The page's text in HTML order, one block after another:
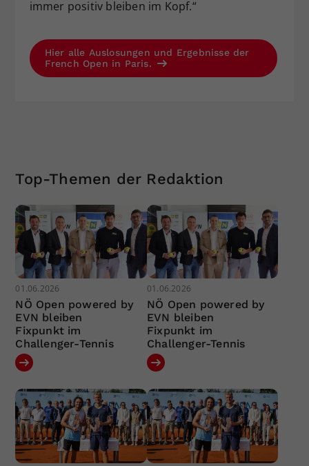
immer positiv bleiben im Kopf.“
Hier alle Auslosungen und Ergebnisse der
French Open in Paris.
Top-Themen der Redaktion
01.06.2026
NÖ Open powered by
EVN bleiben
Fixpunkt im
Challenger-Tennis
01.06.2026
NÖ Open powered by
EVN bleiben
Fixpunkt im
Challenger-Tennis